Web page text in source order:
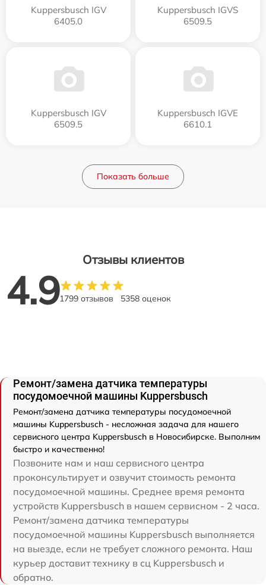
Kuppersbusch IGV
6405.0
Kuppersbusch IGVS
6509.5
Kuppersbusch IGV
6509.5
Kuppersbusch IGVE
6610.1
Показать больше
Отзывы клиентов
4.91799 отзывов 5358 оценок
Ремонт/замена датчика температуры
посудомоечной машины Kuppersbusch
Ремонт/замена датчика температуры посудомоечной
машины Kuppersbusch - несложная задача для нашего
сервисного центра Kuppersbusch в Новосибирске. Выполним
быстро и качественно!
Позвоните нам и наш сервисного центра
проконсультирует и озвучит стоимость ремонта
посудомоечной машины. Среднее время ремонта
устройств Kuppersbusch в нашем сервисном - 2 часа.
Ремонт/замена датчика температуры
посудомоечной машины Kuppersbusch выполняется
на выезде, если не требует сложного ремонта. Наш
курьер доставит технику в сц Kuppersbusch и
обратно.